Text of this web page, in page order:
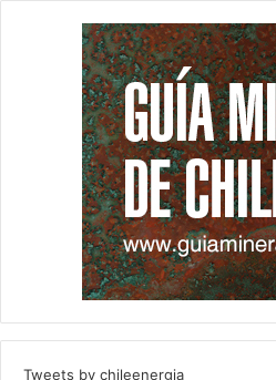
Tweets by chileenergia